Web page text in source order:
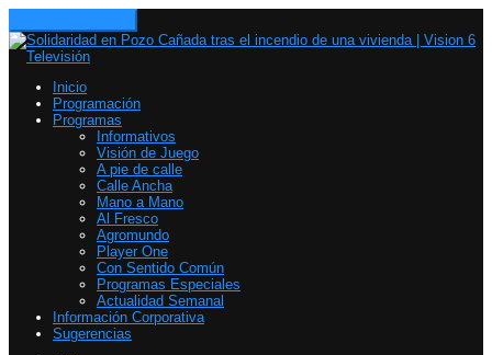
Inicio
Programación
Programas
Informativos
Visión de Juego
A pie de calle
Calle Ancha
Mano a Mano
Al Fresco
Agromundo
Player One
Con Sentido Común
Programas Especiales
Actualidad Semanal
Información Corporativa
Sugerencias